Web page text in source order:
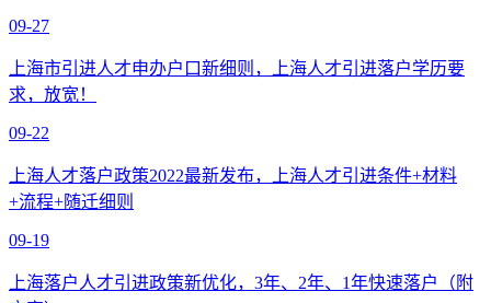
09-27
上海市引进人才申办户口新细则，上海人才引进落户学历要
求，放宽！
09-22
上海人才落户政策2022最新发布，上海人才引进条件+材料
+流程+随迁细则
09-19
上海落户人才引进政策新优化，3年、2年、1年快速落户（附